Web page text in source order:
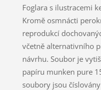
Foglara s ilustracemi
Kromě osmnácti
reprodukcí
včetně alternativního
návrhu. Soubor je
papíru munken pure
soubory jsou